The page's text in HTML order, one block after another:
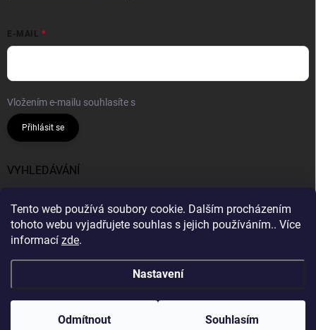
Tento web používá soubory cookie. Dalším procházením
tohoto webu vyjadřujete souhlas s jejich používáním.. Více
informací zde.
Nastavení
Odmítnout Souhlasím
E-MAIL
Vložením e-mailu souhlasíte s
Přihlásit se
VYHLEDÁVÁNÍ
Hledat
Vytvořil Shoptet
Bavlnie. Všechna práva vyhrazena.